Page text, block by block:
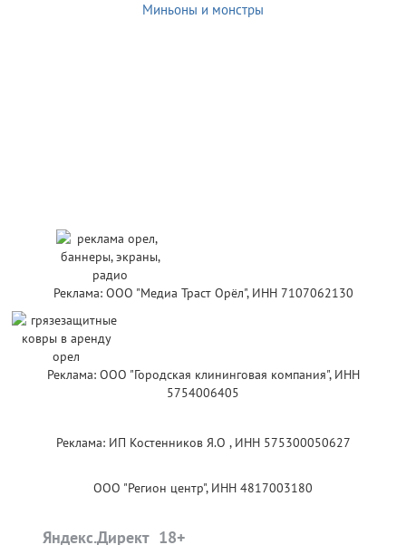
Миньоны и монстры
Реклама: ООО "Медиа Траст Орёл", ИНН 7107062130
Реклама: ООО "Городская клининговая компания", ИНН
5754006405
Реклама: ИП Костенников Я.О , ИНН 575300050627
ООО "Регион центр", ИНН 4817003180
Яндекс.Директ